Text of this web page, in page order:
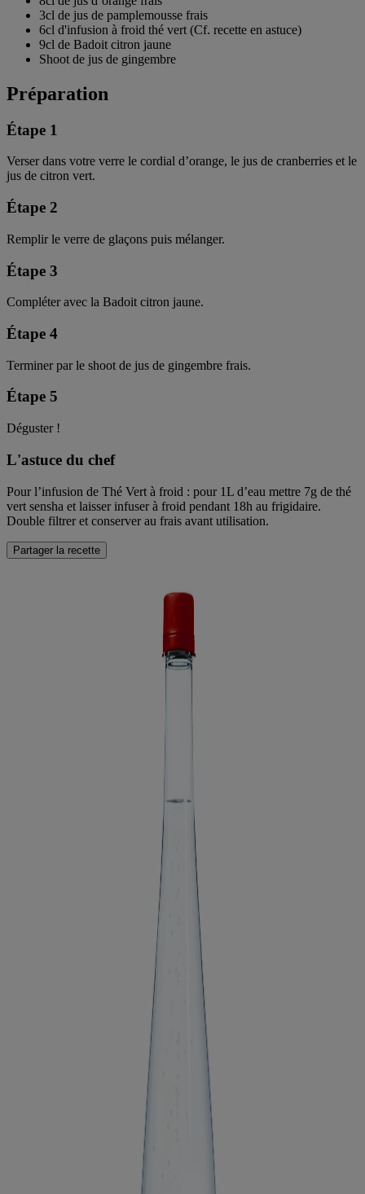
3cl de jus de pamplemousse frais
6cl d'infusion à froid thé vert (Cf. recette en astuce)
9cl de Badoit citron jaune
Shoot de jus de gingembre
Préparation
Étape 1
Verser dans votre verre le cordial d’orange, le jus de cranberries et le
jus de citron vert.
Étape 2
Remplir le verre de glaçons puis mélanger.
Étape 3
Compléter avec la Badoit citron jaune.
Étape 4
Terminer par le shoot de jus de gingembre frais.
Étape 5
Déguster !
L'astuce du chef
Pour l’infusion de Thé Vert à froid : pour 1L d’eau mettre 7g de thé
vert sensha et laisser infuser à froid pendant 18h au frigidaire.
Double filtrer et conserver au frais avant utilisation.
Partager la recette